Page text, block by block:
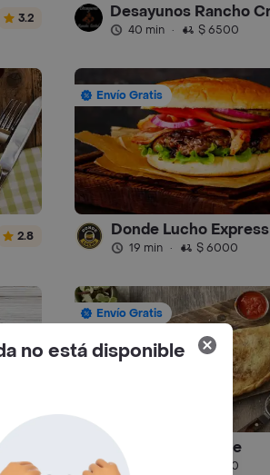
3.2
40 min · $ 6500
2.8
Envío Gratis
Donde Lucho Express
19 min · $ 6000
Envío Gratis
Paninos Capresse
$ 6500
no está disponible